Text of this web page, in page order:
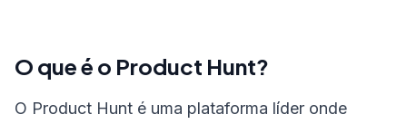
O que é o Product Hunt?
O Product Hunt é uma plataforma líder onde